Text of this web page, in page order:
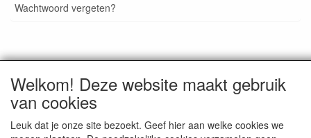
Wachtwoord vergeten?
zijn inclusief BTW en exclusiefverzendkosten, tenzij anders
staat aangegeven.
Welkom! Deze website maakt gebruik
van cookies
Leuk dat je onze site bezoekt. Geef hier aan welke cookies we